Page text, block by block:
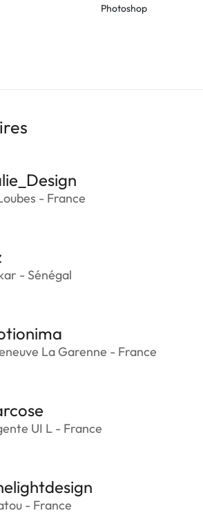
Photoshop
- France
- Sénégal
La Garenne - France
UI L - France
- France